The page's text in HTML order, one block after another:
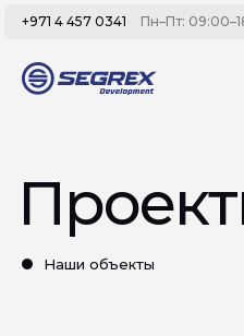
Пн–Пт:
+971 4 457 0341
Наши объекты